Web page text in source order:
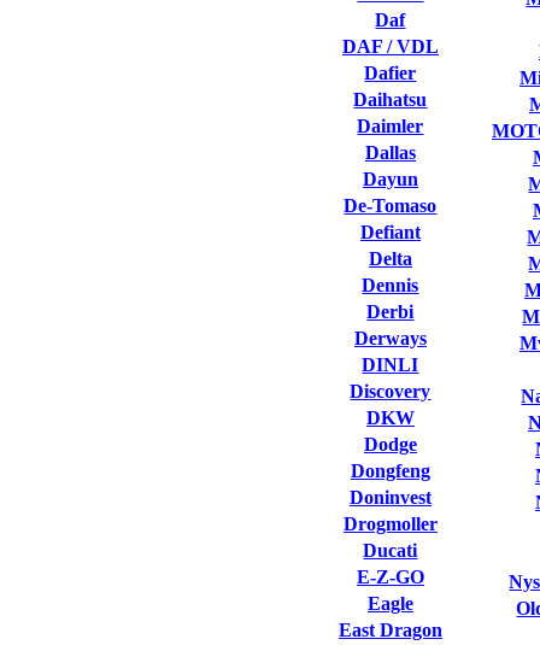
Daf
DAF / VDL
Dafier
Daihatsu
Daimler
Dallas
Dayun
De-Tomaso
Defiant
Delta
Dennis
Derbi
Derways
DINLI
Discovery
DKW
Dodge
Dongfeng
Doninvest
Drogmoller
Ducati
E-Z-GO
Eagle
East Dragon